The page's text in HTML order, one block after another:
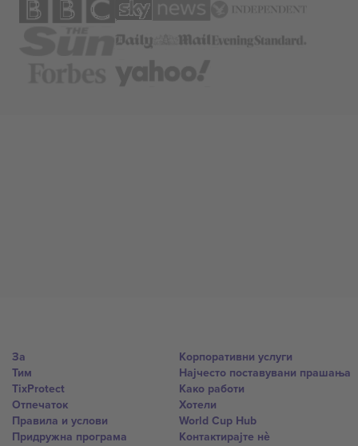
За
Тим
TixProtect
Отпечаток
Правила и услови
Придружна програма
Корпоративни услуги
Најчесто поставувани прашања
Како работи
Хотели
World Cup Hub
Контактирајте нѐ